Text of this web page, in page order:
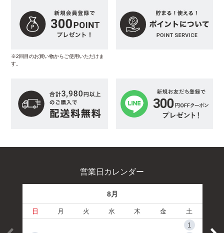
※2回目のお買い物からご使用いただけま
す。
営業日カレンダー
8月
日 月 火 水 木 金
土
1